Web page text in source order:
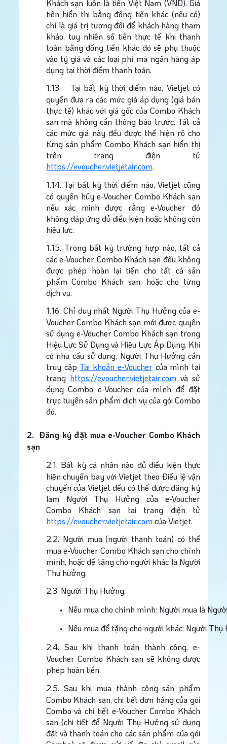
Khách sạn luôn là tiền Việt Nam (VND). Giá
tiền hiển thị bằng đồng tiền khác (nếu có)
chỉ là giá trị tương đối để khách hàng tham
khảo, tuy nhiên số tiền thực tế khi thanh
toán bằng đồng tiền khác đó sẽ phụ thuộc
vào tỷ giá và các loại phí mà ngân hàng áp
dụng tại thời điểm thanh toán.
1.13.
Tại bất kỳ thời điểm nào, Vietjet có
quyền đưa ra các mức giá áp dụng (giá bán
thực tế) khác với giá gốc của Combo Khách
sạn mà không cần thông báo trước. Tất cả
các mức giá này đều được thể hiện rõ cho
từng sản phẩm Combo Khách sạn hiển thị
trên trang điện tử
https://evoucher.vietjetair.com.
1.14. Tại bất kỳ thời điểm nào, Vietjet cũng
có quyền hủy e-Voucher Combo Khách sạn
nếu xác minh được rằng e-Voucher đó
không đáp ứng đủ điều kiện hoặc không còn
hiệu lực.
1.15. Trong bất kỳ trường hợp nào, tất cả
các e-Voucher Combo Khách sạn đều không
được phép hoàn lại tiền cho tất cả sản
phẩm Combo Khách sạn, hoặc cho từng
dịch vụ.
1.16. Chỉ duy nhất Người Thụ Hưởng của e-
Voucher Combo Khách sạn mới được quyền
sử dụng e-Voucher Combo Khách sạn trong
Hiệu Lực Sử Dụng và Hiệu Lực Áp Dụng. Khi
có nhu cầu sử dụng, Người Thụ Hưởng cần
truy cập Tài khoản e-Vouchercủa mình tại
trang https://evoucher.vietjetair.comvà sử
dụng Combo e-Voucher của mình để đặt
trực tuyến sản phẩm dịch vụ của gói Combo
đó.
2. Đăng ký đặt mua e-Voucher Combo Khách
sạn
2.1. Bất kỳ cá nhân nào đủ điều kiện thực
hiện chuyến bay với Vietjet theo Điều lệ vận
chuyển của Vietjet đều có thể được đăng ký
làm Người Thụ Hưởng của e-Voucher
Combo Khách sạn tại trang điện tử
https://evoucher.vietjetair.comcủa Vietjet.
2.2. Người mua (người thanh toán) có thể
mua e-Voucher Combo Khách sạn cho chính
mình, hoặc để tặng cho người khác là Người
Thụ hưởng.
2.3. Người Thụ Hưởng:
Nếu mua cho chính mình: Người mua là
Nếu mua để tặng cho người khác: Người
2.4. Sau khi thanh toán thành công, e-
Voucher Combo Khách sạn sẽ không được
phép hoàn tiền.
2.5. Sau khi mua thành công sản phẩm
Combo Khách sạn, chi tiết đơn hàng của gói
Combo và chi tiết e-Voucher Combo Khách
sạn (chi tiết để Người Thụ Hưởng sử dụng
đặt và thanh toán cho các sản phẩm của gói